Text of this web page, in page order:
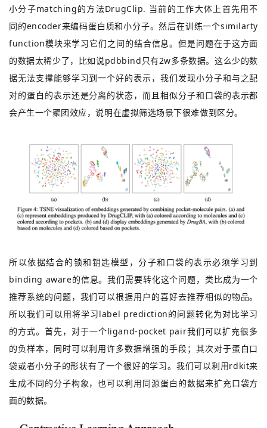
小分子matching的方法DrugClip. 当前的工作大体上首先用不
同的encoder来编码蛋白质和小分子。然后在训练一个similarty
function模块来学习它们之间的结合信息。但是问题在于这方面
的数据太稀少了，比如说pdbbind只有2w多条数据。这么少的数
据无法支撑能够学习到一个好的表示，我们发现小分子和与之配
对的蛋白的表示还是分离的状态，而且相似分子和口袋的表示都
会产生一个聚团效应，说明在虚拟筛选场景下很难做到区分。
所以依据结合的锁和钥匙模型，分子和口袋的表示必须学习到
binding aware的信息。我们需要转化这个问题，类比成为一个
推荐系统的问题，我们可以根据用户的喜好去推荐相似的物品。
所以我们可以用将学习label prediction的问题转化为对比学习
的方式。首先，对于一个ligand-pocket pair我们可以扩充很多
的负样本，同时可以利用许多数据增强的手段；其次对于蛋白口
袋或者小分子的形状有了一个很好的学习。我们可以利用rdkit来
生成不同的分子构象，也可以利用同源蛋白的数据来扩充口袋方
面的数据。